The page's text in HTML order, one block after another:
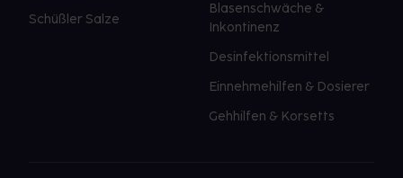
Schüßler Salze
Blasenschwäche &
Inkontinenz
Desinfektionsmittel
Einnehmehilfen & Dosierer
Gehhilfen & Korsetts